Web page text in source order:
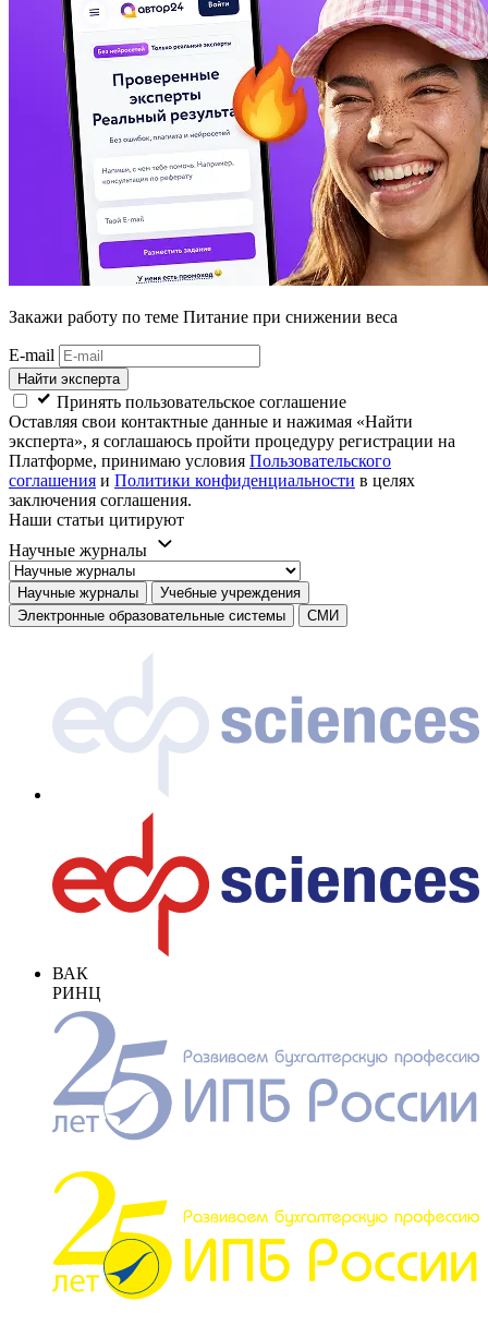
Закажи работу по теме Питание при снижении веса
E-mail
Найти эксперта
Принять пользовательское соглашение
Оставляя свои контактные данные и нажимая «Найти
эксперта», я соглашаюсь пройти процедуру регистрации на
Платформе, принимаю условия Пользовательского
соглашения и Политики конфиденциальности в целях
заключения соглашения.
Наши статьи цитируют
Научные журналы
Научные журналы
Учебные учреждения
Электронные образовательные системы
СМИ
ВАК
РИНЦ